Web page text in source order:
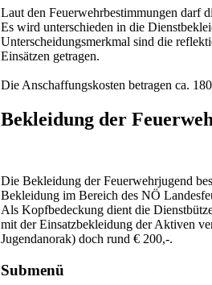
Laut den Feuerwehrbestimmungen darf
Es wird unterschieden in die
Unterscheidungsmerkmal sind die
Einsätzen getragen.
Die Anschaffungskosten betragen ca.
Bekleidung der
Die Bekleidung der Feuerwehrjugend
Bekleidung im Bereich des NÖ
Als Kopfbedeckung dient die
mit der Einsatzbekleidung der Aktiven
Jugendanorak) doch rund € 200,-.
Submenü